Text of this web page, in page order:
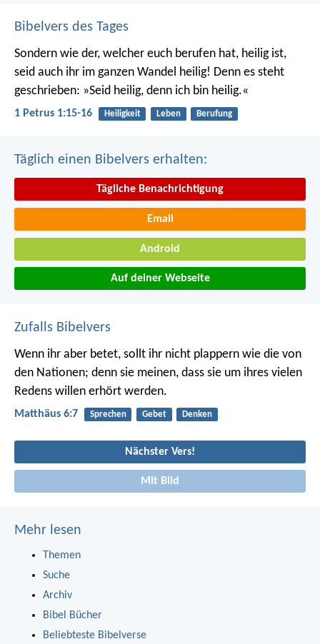
Bibelvers des Tages
Sondern wie der, welcher euch berufen hat, heilig ist,
seid auch ihr im ganzen Wandel heilig! Denn es steht
geschrieben: »Seid heilig, denn ich bin heilig.«
1 Petrus 1:15-16 Heiligkeit Leben Berufung
Täglich einen Bibelvers erhalten:
Tägliche Benachrichtigung
Email
Android
Auf deiner Webseite
Zufalls Bibelvers
Wenn ihr aber betet, sollt ihr nicht plappern wie die von
den Nationen; denn sie meinen, dass sie um ihres vielen
Redens willen erhört werden.
Matthäus 6:7 Sprechen Gebet Denken
Nächster Vers!
Mit Bild
Mehr lesen
Themen
Suche
Archiv
Bibel Bücher
Beliebteste Bibelverse